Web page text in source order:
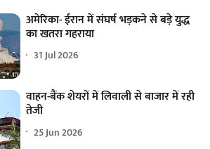
अमेरिका- ईरान में संघर्ष भड़कने से बड़े युद्ध
का खतरा गहराया
31 Jul 2026
वाहन-बैंक शेयरों में लिवाली से बाजार में रही
तेजी
25 Jun 2026